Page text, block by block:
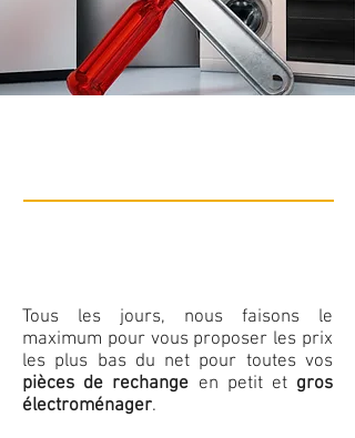
Tous les jours, nous faisons le
maximum pour vous proposer les prix
les plus bas du net pour toutes vos
pièces de rechange en petit et gros
électroménager.